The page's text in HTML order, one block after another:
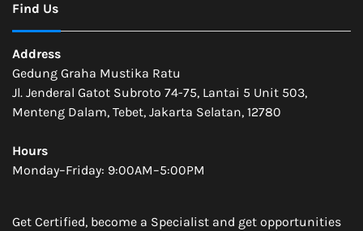
Find Us
Address
Gedung Graha Mustika Ratu
Jl. Jenderal Gatot Subroto 74-75, Lantai 5 Unit 503,
Menteng Dalam, Tebet, Jakarta Selatan, 12780
Hours
Monday–Friday: 9:00AM–5:00PM
Get Certified, become a Specialist and get opportunities